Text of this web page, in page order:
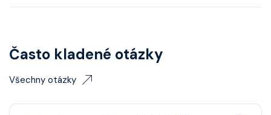
Často kladené otázky
Všechny otázky